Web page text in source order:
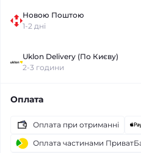
Новою Поштою
1-2 дні
Uklon Delivery (По Києву)
2-3 години
Оплата
Оплата при отриманні
Оплата частинами